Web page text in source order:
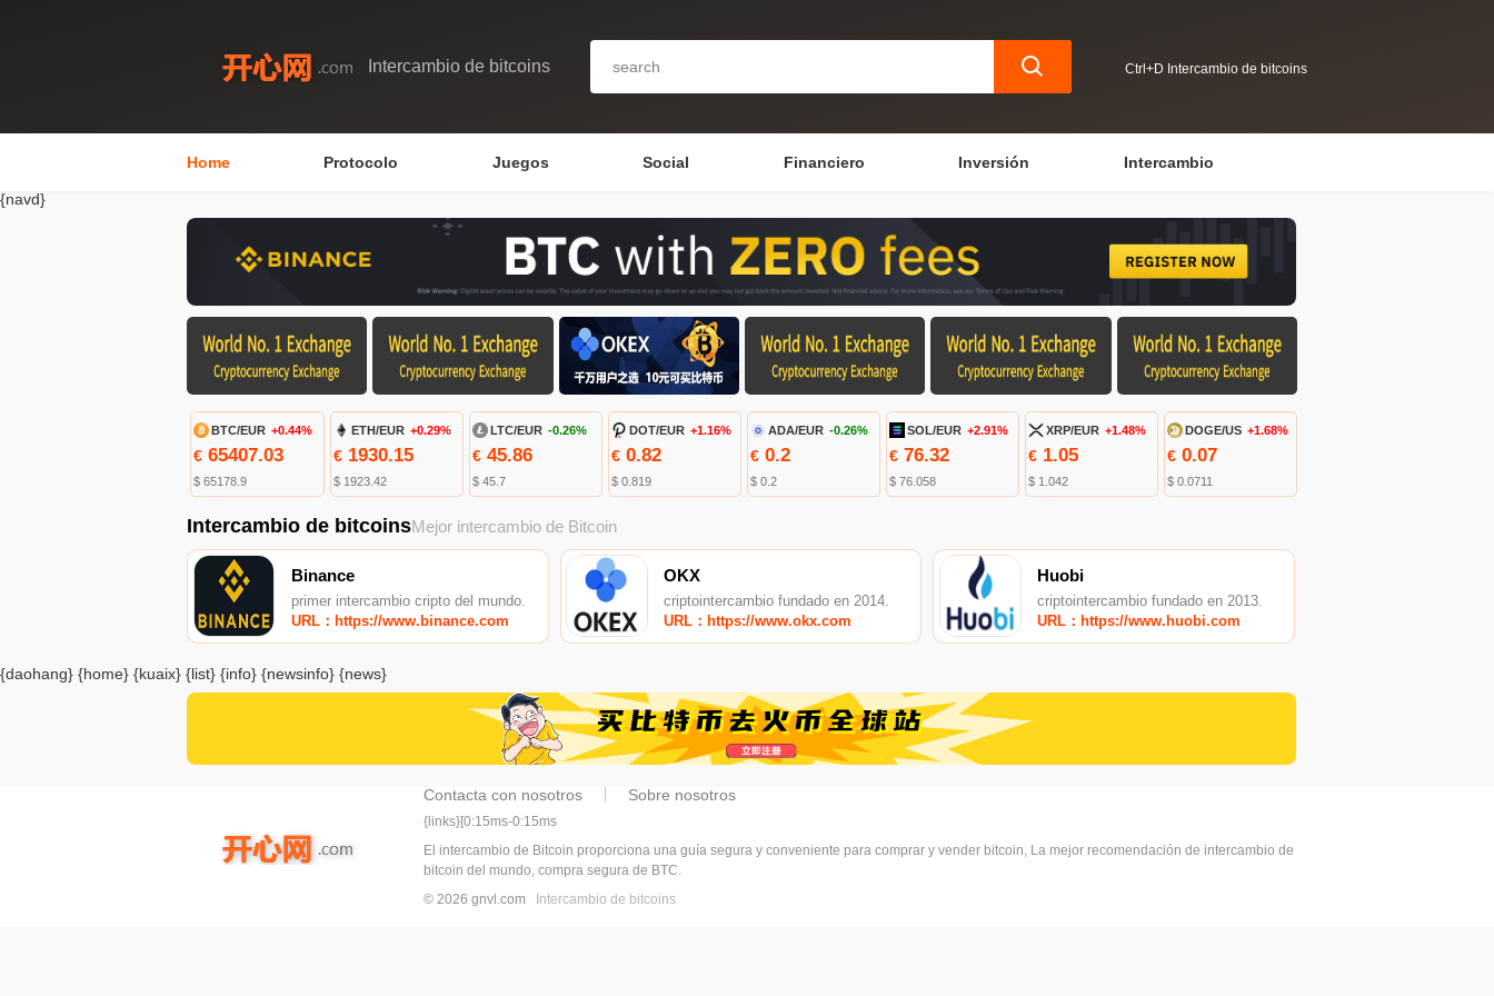
Intercambio de bitcoins Ctrl+D Intercambio de bitcoins
Home Protocolo Juegos Social Financiero Inversión Intercambio
{navd}
BTC/EUR +0.44%
€ 65407.03
$ 65178.9
ETH/EUR +0.29%
€1930.15
$ 1923.42
LTC/EUR -0.26%
€45.86
$ 45.7
DOT/EUR +1.16%
€0.82
$ 0.819
ADA/EUR -0.26%
€0.2
$ 0.2
SOL/EUR +2.91%
€ 76.32
$ 76.058
XRP/EUR +1.48%
€ 1.05
$ 1.042
DOGE/US +1.68%
€ 0.07
$ 0.0711
Intercambio de bitcoinsMejor intercambio de Bitcoin
Binance
primer intercambio cripto del mundo.
URL：https://www.binance.com
OKX
criptointercambio fundado en 2014.
URL：https://www.okx.com
Huobi
criptointercambio fundado en 2013.
URL：https://www.huobi.com
{daohang} {home} {kuaix} {list} {info} {newsinfo} {news}
Contacta con nosotros Sobre nosotros
{links}[0:15ms-0:15ms
El intercambio de Bitcoin proporciona una guía segura y conveniente para comprar y vender bitcoin, La mejor recomendación de intercambio de
bitcoin del mundo, compra segura de BTC.
© 2026 gnvl.com
Intercambio de bitcoins